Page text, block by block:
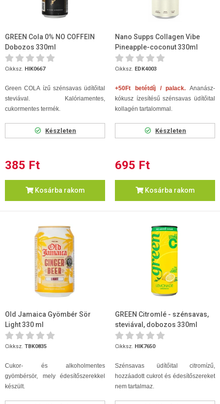
GREEN Cola 0% NO COFFEIN
Dobozos 330ml
Cikksz. HIK0667
Green COLA ízű szénsavas üdítőital
steviával. Kalóriamentes,
cukormentes termék.
Készleten
385 Ft
Kosárba rakom
Nano Supps Collagen Vibe
Pineapple-coconut 330ml
Cikksz. EDK4003
+50Ft betétdíj / palack. Ananász-
kókusz ízesítésű szénsavas üdítőital
kollagén tartalommal.
Készleten
695 Ft
Kosárba rakom
Old Jamaica Gyömbér Sör
Light 330 ml
Cikksz. TBK0835
Cukor- és alkoholmentes
gyömbérsör, mely édesítőszerekkel
készült.
GREEN Citromlé - szénsavas,
steviával, dobozos 330ml
Cikksz. HIK7650
Szénsavas üdítőital citromízű,
hozzáadott cukrot és édesítőszereket
nem tartalmaz.